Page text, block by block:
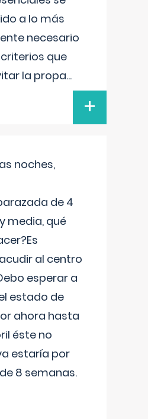
a lo más
necesario
que
la propa...
+
noches,
de 4
media, qué
al centro
esperar a
estado de
ahora hasta
éste no
estaría por
8 semanas.